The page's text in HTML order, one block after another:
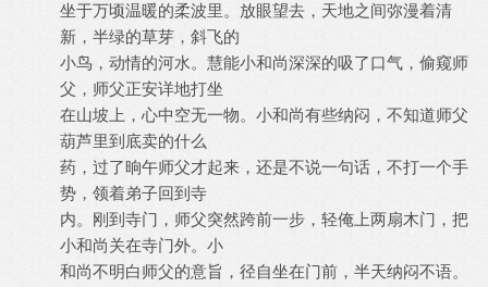
坐于万顷温暖的柔波里。放眼望去，天地之间弥漫着清
新，半绿的草芽，斜飞的
小鸟，动情的河水。慧能小和尚深深的吸了口气，偷窥师
父，师父正安详地打坐
在山坡上，心中空无一物。小和尚有些纳闷，不知道师父
葫芦里到底卖的什么
药，过了晌午师父才起来，还是不说一句话，不打一个手
势，领着弟子回到寺
内。刚到寺门，师父突然跨前一步，轻俺上两扇木门，把
小和尚关在寺门外。小
和尚不明白师父的意旨，径自坐在门前，半天纳闷不语。